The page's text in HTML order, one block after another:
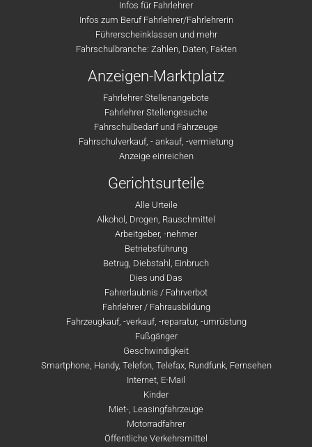
Infos für Fahrlehrer
Infos zum Beruf Fahrlehrer/Fahrlehrerin
Führerscheinklassen und mehr
Fahrschulbranche: Zahlen, Daten, Fakten
Anzeigen-Marktplatz
Fahrlehrer Stellenangebote
Fahrlehrer Stellengesuche
Fahrschulbedarf und Fahrzeuge
Fahrschulverkauf, - ankauf, -vermietung
Anzeige einreichen
Gerichtsurteile
Alle Urteile
Alkohol, Drogen, Rauschmittel
Arbeitgeber, -nehmer
Betriebsführung
Betrug, Diebstahl, Einbruch
Dies und Das
Fahrerlaubnis / Fahrverbot
Fahrlehrer / Fahrausbildung
Fahrzeugkauf, -verkauf, -reparatur, -umrüstung
Fußgänger
Geschwindigkeit
Smartphone, Handy, Telefon, Telefax, Rundfunk, Fernsehen
Internet, E-Mail
Kinder
Miet-, Leasingfahrzeuge
Motorradfahrer
Öffentliche Verkehrsmittel